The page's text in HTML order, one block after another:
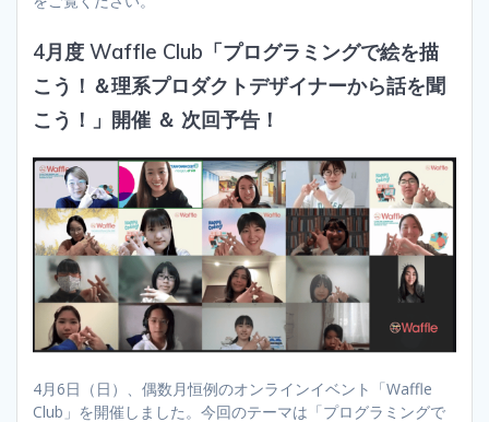
4月度 Waffle Club「プログラミングで絵を描
こう！＆理系プロダクトデザイナーから話を聞
こう！」開催 ＆ 次回予告！
4月6日（日）、偶数月恒例のオンラインイベント「Waffle
Club」を開催しました。今回のテーマは「プログラミングで